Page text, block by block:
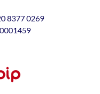
8377 0269